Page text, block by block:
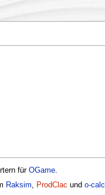
für OGame.
Raksim, ProdClac und o-calc